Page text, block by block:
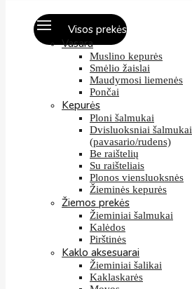
Visos prekės
Vasara
Muslino kepurės
Smėlio žaislai
Maudymosi liemenės
Pončai
Kepurės
Ploni šalmukai
Dvisluoksniai šalmukai
(pavasario/rudens)
Be raištelių
Su raišteliais
Plonos viensluoksnės
Žieminės kepurės
Žiemos prekės
Žieminiai šalmukai
Kalėdos
Pirštinės
Kaklo aksesuarai
Žieminiai šalikai
Kaklaskarės